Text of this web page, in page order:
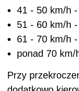
41 - 50 km/h
51 - 60 km/h
61 - 70 km/h
ponad 70 km/
Przy